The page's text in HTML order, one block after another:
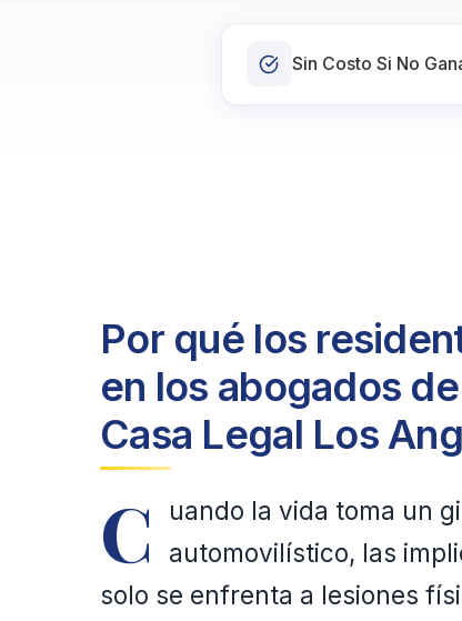
Sin Costo Si No
Por qué los
en los abogados
Casa Legal Los
C
uando la vida toma un
automovilístico, las
solo se enfrenta a lesiones